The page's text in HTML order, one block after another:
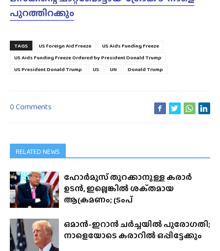
പുറത്തിറക്കും
TAGS US foreign Aid Freeze
US Aids Funding Freeze
US Aids Funding Freeze Ordered by President Donald Trump
US President Donald Trump
US UN Donald Trump
0 Comments
RELATED NEWS
ഹോർമുസ് തുറക്കാനുള്ള കരാർ
ഉടൻ, ഇല്ലെങ്കിൽ ശക്‌തമായ
ആക്രമണം; ട്രംപ്
ഒമാൻ-ഇറാൻ ചർച്ചയിൽ പുരോഗതി;
നാളെയോടെ കരാറിൽ ഒപ്പിട്ടേക്കും